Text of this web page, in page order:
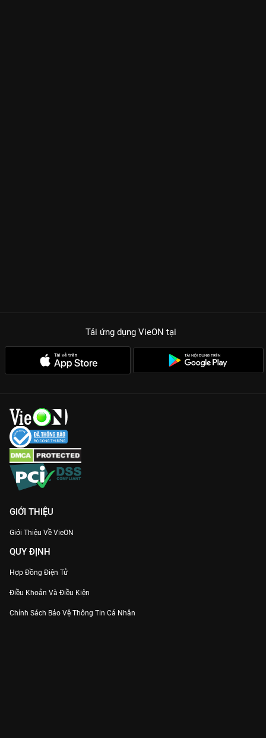
Tải ứng dụng VieON tại
GIỚI THIỆU
Giới Thiệu Về VieON
QUY ĐỊNH
Hợp Đồng Điện Tử
Điều Khoản Và Điều Kiện
Chính Sách Bảo Vệ Thông Tin Cá Nhân